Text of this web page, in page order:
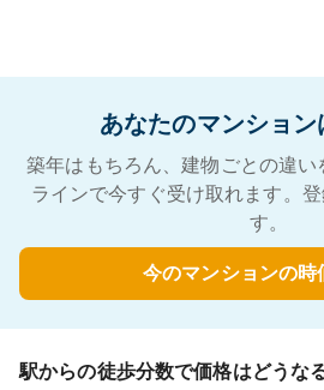
あなたのマンション
築年はもちろん、建物ごとの違
ラインで今すぐ受け取れます。
す。
今のマンションの時
駅からの徒歩分数で価格はどうな